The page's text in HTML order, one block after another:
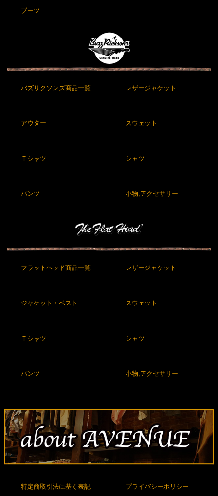
ブーツ
バズリクソンズ商品一覧 レザージャケット
アウター スウェット
Ｔシャツ シャツ
パンツ 小物,アクセサリー
フラットヘッド商品一覧 レザージャケット
ジャケット・ベスト スウェット
Ｔシャツ シャツ
パンツ 小物,アクセサリー
特定商取引法に基く表記 プライバシーポリシー